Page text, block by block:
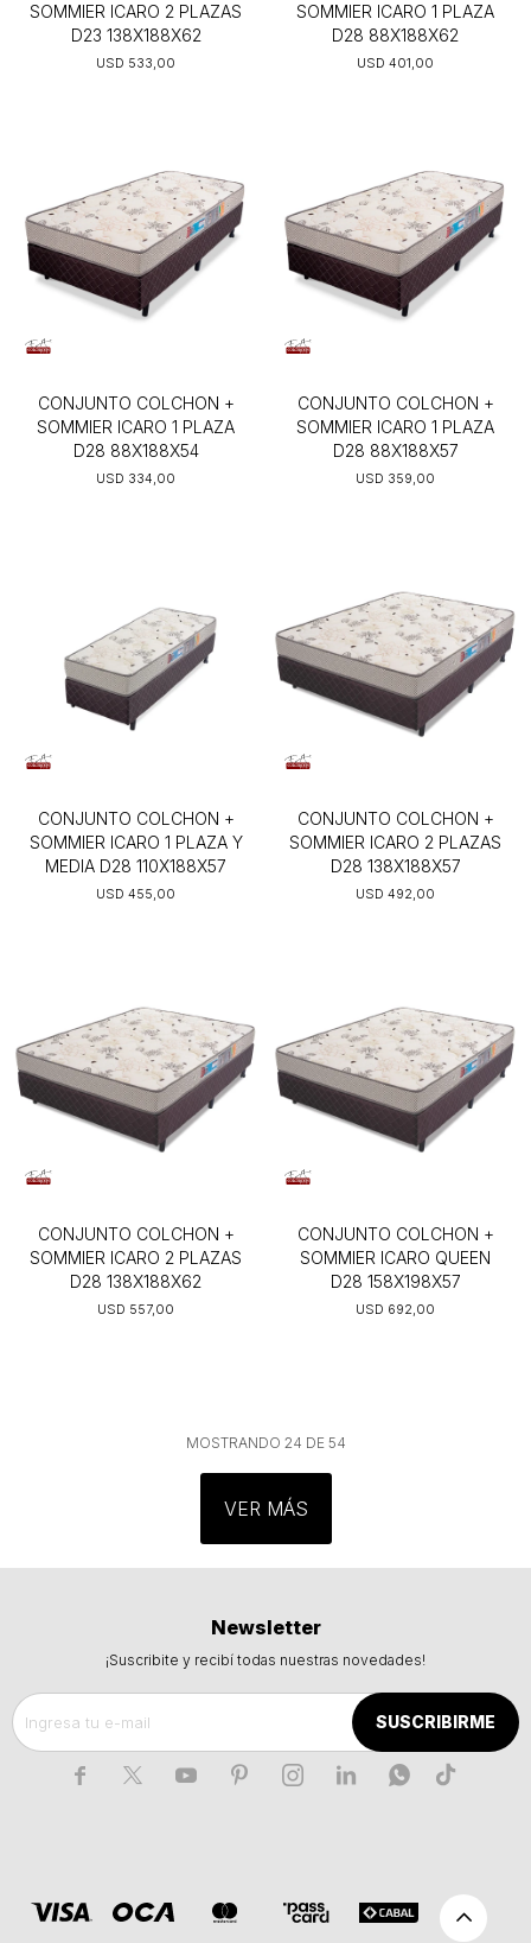
SOMMIER ICARO 2 PLAZAS
D23 138X188X62
USD 533,00
SOMMIER ICARO 1 PLAZA
D28 88X188X62
USD 401,00
CONJUNTO COLCHON +
SOMMIER ICARO 1 PLAZA
D28 88X188X54
USD 334,00
CONJUNTO COLCHON +
SOMMIER ICARO 1 PLAZA
D28 88X188X57
USD 359,00
CONJUNTO COLCHON +
SOMMIER ICARO 1 PLAZA Y
MEDIA D28 110X188X57
USD 455,00
CONJUNTO COLCHON +
SOMMIER ICARO 2 PLAZAS
D28 138X188X57
USD 492,00
CONJUNTO COLCHON +
SOMMIER ICARO 2 PLAZAS
D28 138X188X62
USD 557,00
CONJUNTO COLCHON +
SOMMIER ICARO QUEEN
D28 158X198X57
USD 692,00
MOSTRANDO 24 DE 54
VER MÁS
Newsletter
¡Suscribite y recibí todas nuestras novedades!
SUSCRIBIRME
      